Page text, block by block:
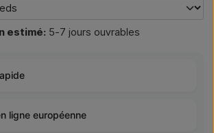
estimé: 5-7 jours ouvrables
ligne européenne